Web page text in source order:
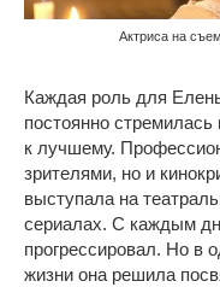
Актриса на
Каждая роль для
постоянно
к лучшему.
зрителями, но и
выступала на
сериалах. С каждым
прогрессировал. Но в
жизни она решила